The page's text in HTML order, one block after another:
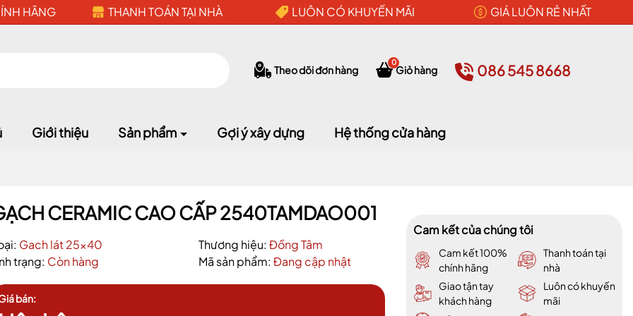
HÃNG THANH TOÁN TẠI NHÀ LUÔN CÓ KHUYẾN MÃI GIÁ LUÔN RẺ NHẤT
Theo dõi đơn hàng Giỏ hàng
0 086 545 8668
Giới thiệu Sản phẩm Gợi ý xây dựng Hệ thống cửa hàng
CERAMIC CAO CẤP 2540TAMDAO001
Gach lát 25x40 Thương hiệu: Đồng Tâm
trạng: Còn hàng Mã sản phẩm: Đang cập nhật
bán:
Cam kết của chúng tôi
Cam kết 100%
chính hãng
Thanh toán tại
nhà
Giao tận tay
khách hàng
Luôn có khuyến
mãi
Mã giảm giá: